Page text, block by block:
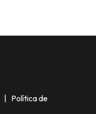
Política de